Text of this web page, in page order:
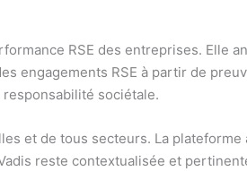
RSE des entreprises. Elle
engagements RSE à partir de
sociétale.
et de tous secteurs. La
reste contextualisée et